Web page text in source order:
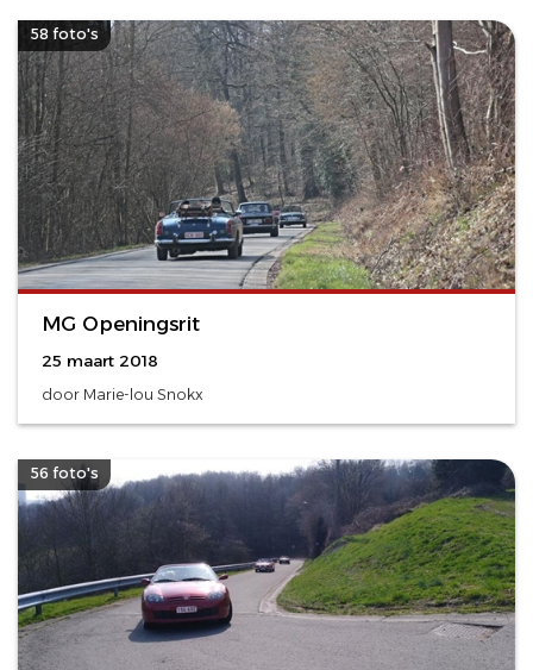
58 foto's
MG Openingsrit
25 maart 2018
door Marie-lou Snokx
56 foto's